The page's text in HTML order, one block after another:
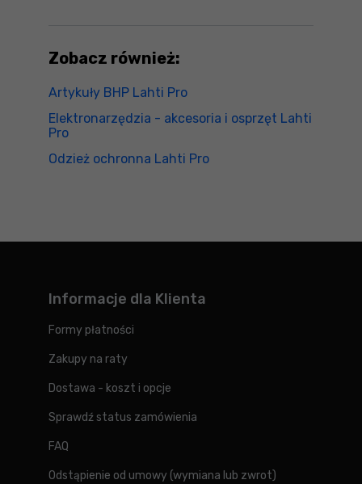
Zobacz również:
Artykuły BHP Lahti Pro
Elektronarzędzia - akcesoria i osprzęt Lahti
Pro
Odzież ochronna Lahti Pro
Informacje dla Klienta
Formy płatności
Zakupy na raty
Dostawa - koszt i opcje
Sprawdź status zamówienia
FAQ
Odstąpienie od umowy (wymiana lub zwrot)